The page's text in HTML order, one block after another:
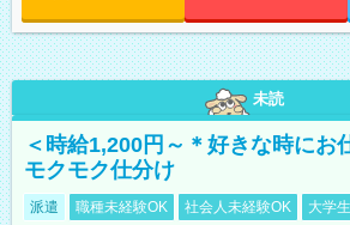
未読
＜時給1,200円～＊好きな時にお
モクモク仕分け
派遣 職種未経験OK 社会人未経験OK 大学